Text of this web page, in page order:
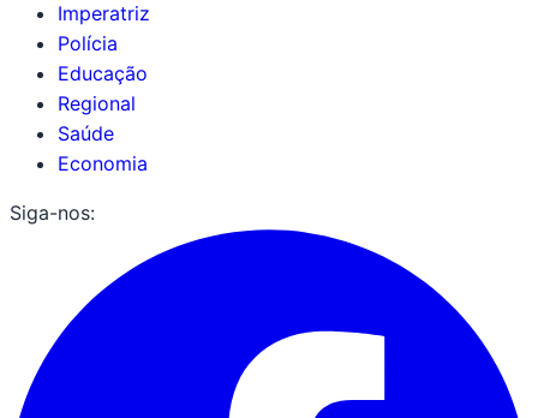
Imperatriz
Polícia
Educação
Regional
Saúde
Economia
Siga-nos: